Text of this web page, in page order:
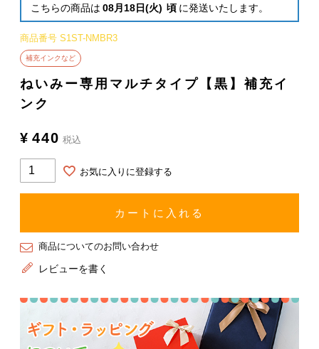
こちらの商品は 08月18日(火) 頃 に発送いたします。
商品番号 S1ST-NMBR3
補充インクなど
ねいみー専用マルチタイプ【黒】補充イ
ンク
¥ 440 税込
お気に入りに登録する
カートに入れる
商品についてのお問い合わせ
レビューを書く